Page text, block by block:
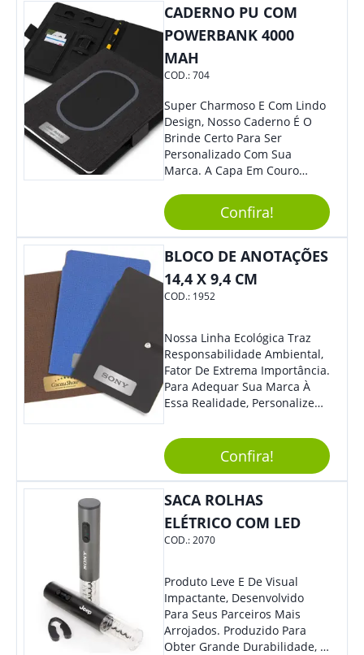
CADERNO PU COM
POWERBANK 4000
MAH
COD.:704
Super Charmoso E Com Lindo
Design, Nosso Caderno É O
Brinde Certo Para Ser
Personalizado Com Sua
Marca. A Capa Em Couro
Elástico Permite Maior
Segurança Ao Carregá-Lo.
Ofereça A Seus Clientes E
Colaboradores, Sem Dúvidas
Confira!
BLOCO DE ANOTAÇÕES
14,4 X 9,4 CM
COD.: 1952
Nossa Linha Ecológica Traz
Responsabilidade Ambiental,
Fator De Extrema Importância.
Para Adequar Sua Marca À
Essa Realidade, Personalize
Anotações Com Post-It E
Caneta. Elaborado A Partir De
Material Reciclado, O Brinde
Também É Prático, Tornando-
Se Assim Excelente Para Uso
Cotidiano. Perfeito, Não É?!
Confira!
SACA ROLHAS
ELÉTRICO COM LED
COD.:2070
Produto Leve E De Visual
Impactante, Desenvolvido
Para Seus Parceiros Mais
Arrojados. Produzido Para
Obter Grande Durabilidade, É